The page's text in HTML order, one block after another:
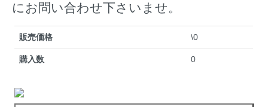
にお問い合わせ下さいませ。
販売価格 \0
購入数 0